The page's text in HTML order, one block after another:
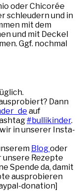
oder Chicorée
schleudern und in
mit dem
und mit Deckel
Ggf. nochmal
Dann
auf
#bullikinder.
in unserer Insta-
Blogoder
unsere Rezepte
Spende da, damit
ausprobieren
donation]